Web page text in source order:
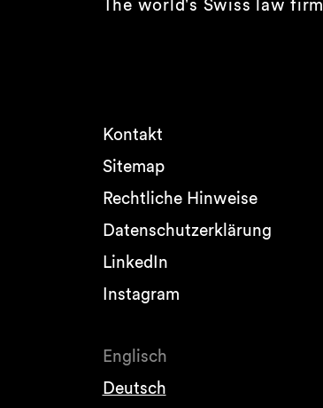
The world's Swiss law firm
Kontakt
Sitemap
Rechtliche Hinweise
Datenschutzerklärung
LinkedIn
Instagram
Englisch
Deutsch